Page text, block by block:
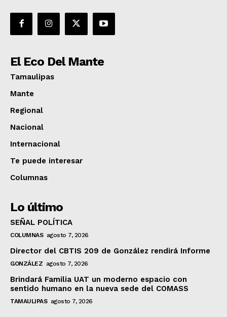
El Eco Del Mante
Tamaulipas
Mante
Regional
Nacional
Internacional
Te puede interesar
Columnas
Lo último
SEÑAL POLÍTICA
COLUMNAS agosto 7, 2026
Director del CBTIS 209 de González rendirá Informe
GONZÁLEZ agosto 7, 2026
Brindará Familia UAT un moderno espacio con
sentido humano en la nueva sede del COMASS
TAMAULIPAS agosto 7, 2026